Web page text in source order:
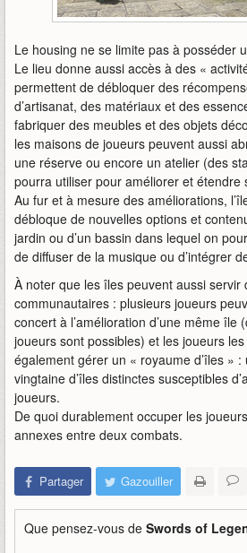
Le housing ne se limite pas à posséder
Le lieu donne aussi accès à des «
permettent de débloquer des
d’artisanat, des matériaux et des
fabriquer des meubles et des objets
les maisons de joueurs peuvent aussi
une réserve ou encore un atelier (des
pourra utiliser pour améliorer et étendre
Au fur et à mesure des améliorations,
débloque de nouvelles options et
jardin ou d’un bassin dans lequel on
de diffuser de la musique ou d’intégrer
À noter que les îles peuvent aussi servir
communautaires : plusieurs joueurs
concert à l’amélioration d’une même île
joueurs sont possibles) et les joueurs
également gérer un « royaume d’îles » :
vingtaine d’îles distinctes susceptibles
joueurs.
De quoi durablement occuper les
annexes entre deux combats.
Partager Gazouiller
Que pensez-vous de Swords of